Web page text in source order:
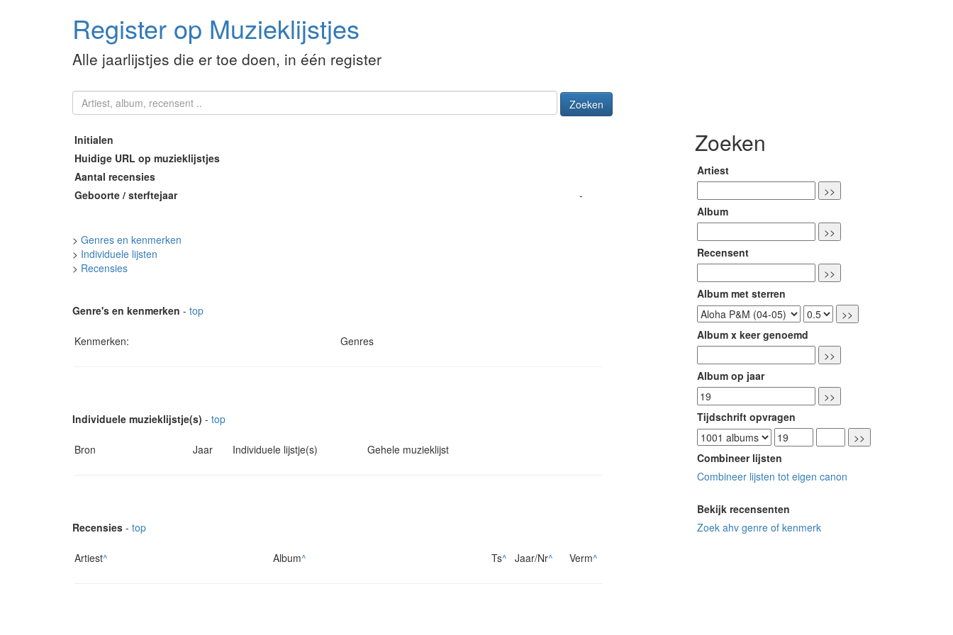
Register op Muzieklijstjes
Alle jaarlijstjes die er toe doen, in één register
Zoeken
Initialen
Huidige URL op muzieklijstjes
Aantal recensies
Geboorte / sterftejaar
-
> Genres en kenmerken
> Individuele lijsten
> Recensies
Genre's en kenmerken - top
Kenmerken: Genres
Individuele muzieklijstje(s) - top
Bron Jaar Individuele lijstje(s) Gehele muzieklijst
Recensies - top
Artiest^ Album^ Ts^ Jaar/Nr^ Verm^
Zoeken
Artiest
Album
Recensent
Album met sterren
Album x keer genoemd
Album op jaar
Tijdschrift opvragen
Combineer lijsten
Combineer lijsten tot eigen canon
Bekijk recensenten
Zoek ahv genre of kenmerk